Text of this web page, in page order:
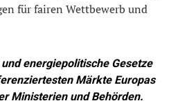
für fairen Wettbewerb und
energiepolitische Gesetze
Märkte Europas
Ministerien und Behörden.